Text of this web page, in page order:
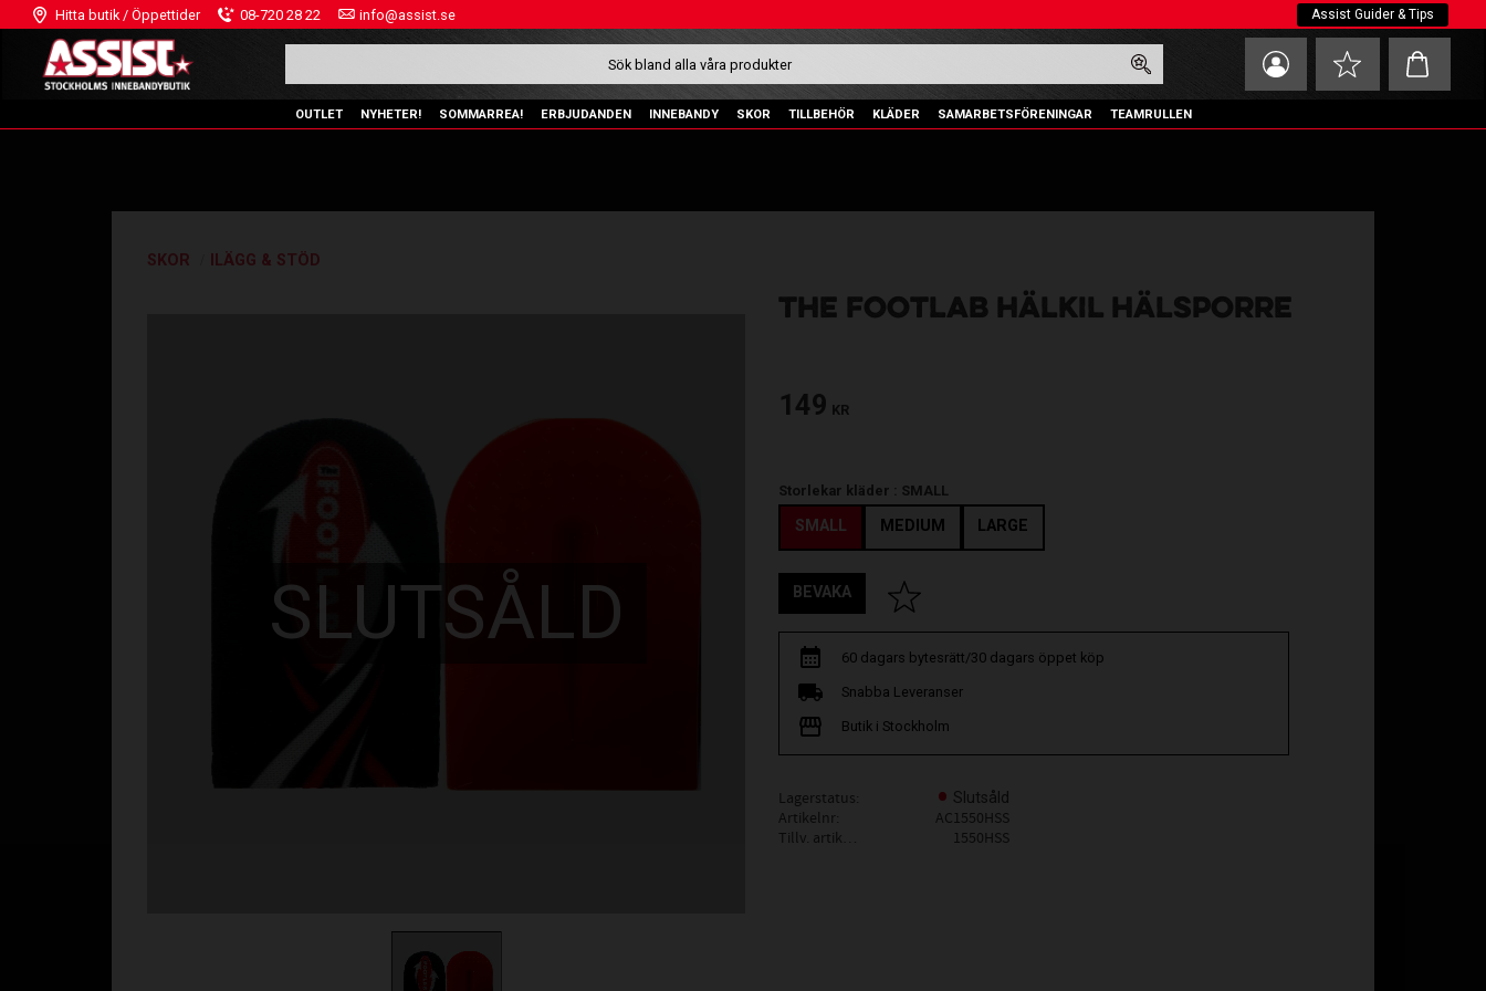
Hitta butik / Öppettider 08-720 28 22 info@assist.se Assist Guider & Tips
Favoriter
Kundvagn
OUTLET NYHETER! SOMMARREA! ERBJUDANDEN INNEBANDY SKOR TILLBEHÖR KLÄDER SAMARBETSFÖRENINGAR TEAMRULLEN
SKOR ILÄGG & STÖD
THE FOOTLAB HÄLKIL HÄLSPORRE
SLUTSÅLD
149 KR
Storlekar kläder : SMALL
SMALL MEDIUM LARGE
Lägg till i favoriter
BEVAKA
60 dagars bytesrätt/30 dagars öppet köp
Snabba Leveranser
Butik i Stockholm
Lagerstatus Slutsåld
Artikelnr
AC1550HSS
Tillv. artikelnr
1550HSS